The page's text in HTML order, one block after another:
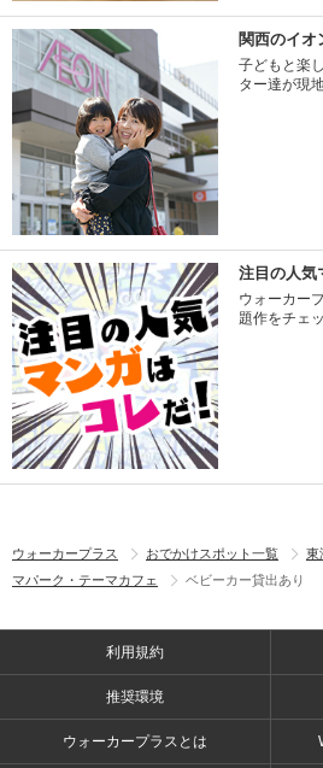
関西のイオ
子どもと楽
ター達が現
注目の人気
ウォーカー
題作をチェ
ウォーカープラス おでかけスポット一覧 東
マパーク・テーマカフェ
ベビーカー貸出あり
利用規約
推奨環境
ウォーカープラスとは